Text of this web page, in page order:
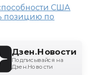
США
позицию по
Дзен.Новости
Подписывайся на
Дзен.Новости